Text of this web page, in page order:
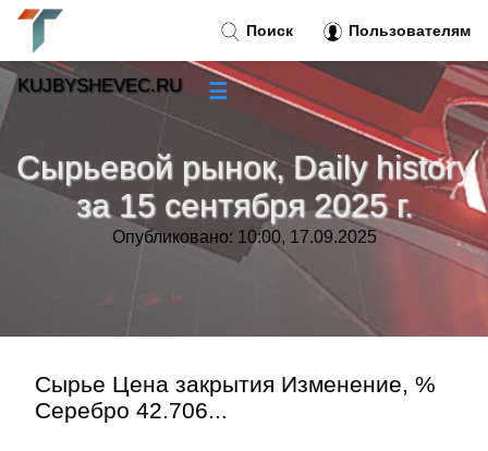
Сырьевой рынок, Daily history
за 15 сентября 2025 г.
Опубликовано: 10:00, 17.09.2025
Сырье Цена закрытия Изменение, %
Серебро 42.706...
Поиск Пользователям
KUJBYSHEVEC.RU ☰
»
Тренды новостей »
»
Контакт»